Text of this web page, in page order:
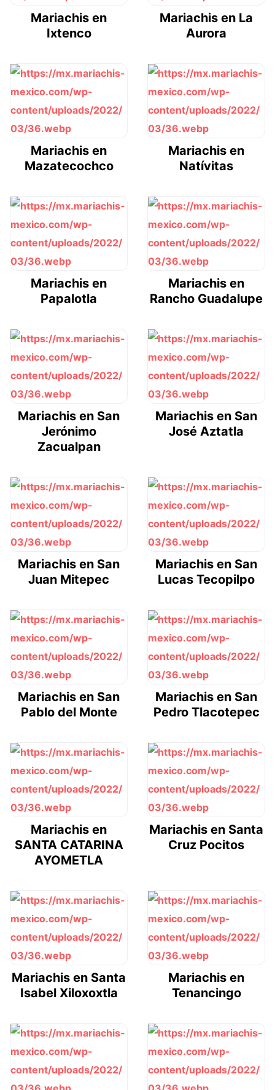
Mariachis en
Ixtenco
Mariachis en La
Aurora
Mariachis en
Mazatecochco
Mariachis en
Natívitas
Mariachis en
Papalotla
Mariachis en
Rancho Guadalupe
Mariachis en San
Jerónimo
Zacualpan
Mariachis en San
José Aztatla
Mariachis en San
Juan Mitepec
Mariachis en San
Lucas Tecopilpo
Mariachis en San
Pablo del Monte
Mariachis en San
Pedro Tlacotepec
Mariachis en
SANTA CATARINA
AYOMETLA
Mariachis en Santa
Cruz Pocitos
Mariachis en Santa
Isabel Xiloxoxtla
Mariachis en
Tenancingo